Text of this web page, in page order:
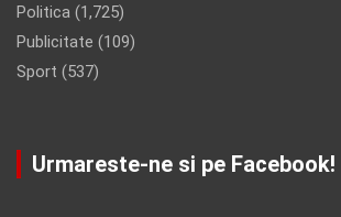
Politica (1,725)
Publicitate (109)
Sport (537)
Urmareste-ne si pe Facebook!